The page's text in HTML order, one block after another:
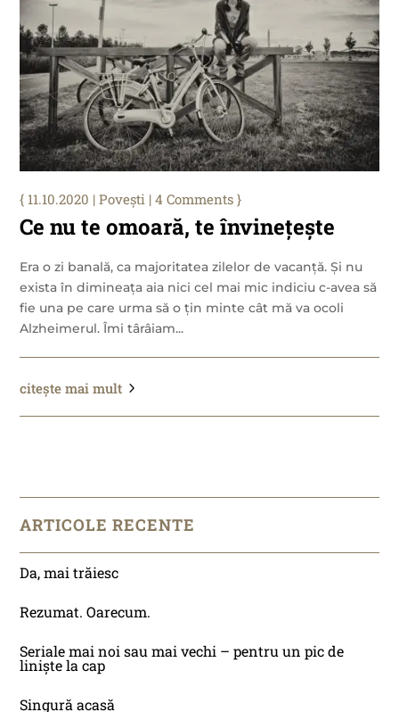
Ce nu te omoară, te învinețește
11.10.2020 |Povești | 4 Comments
Era o zi banală, ca majoritatea zilelor de vacanță. Și nu
exista în dimineața aia nici cel mai mic indiciu c-avea să
fie una pe care urma să o țin minte cât mă va ocoli
Alzheimerul. Îmi târâiam...
citește mai mult
ARTICOLE RECENTE
Da, mai trăiesc
Rezumat. Oarecum.
Seriale mai noi sau mai vechi – pentru un pic de
liniște la cap
Singură acasă